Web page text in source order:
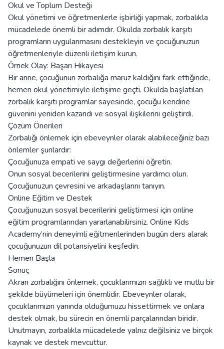
Okul ve Toplum Desteği
Okul yönetimi ve öğretmenlerle işbirliği yapmak, zorbalıkla
mücadelede önemli bir adımdır. Okulda zorbalık karşıtı
programların uygulanmasını destekleyin ve çocuğunuzun
öğretmenleriyle düzenli iletişim kurun.
Örnek Olay: Başarı Hikayesi
Bir anne, çocuğunun zorbalığa maruz kaldığını fark ettiğinde,
hemen okul yönetimiyle iletişime geçti. Okulda başlatılan
zorbalık karşıtı programlar sayesinde, çocuğu kendine
güvenini yeniden kazandı ve sosyal ilişkilerini geliştirdi.
Çözüm Önerileri
Zorbalığı önlemek için ebeveynler olarak alabileceğiniz bazı
önlemler şunlardır:
Çocuğunuza empati ve saygı değerlerini öğretin.
Onun sosyal becerilerini geliştirmesine yardımcı olun.
Çocuğunuzun çevresini ve arkadaşlarını tanıyın.
Online Eğitim ve Destek
Çocuğunuzun sosyal becerilerini geliştirmesi için online
eğitim programlarından yararlanabilirsiniz. Online Kids
Academy’nin deneyimli eğitmenlerinden bugün ders alarak
çocuğunuzun dil potansiyelini keşfedin.
Hemen Başla
Sonuç
Akran zorbalığını önlemek, çocuklarımızın sağlıklı ve mutlu bir
şekilde büyümeleri için önemlidir. Ebeveynler olarak,
çocuklarımızın yanında olduğumuzu hissettirmek ve onlara
destek olmak, bu sürecin en önemli parçalarından biridir.
Unutmayın, zorbalıkla mücadelede yalnız değilsiniz ve birçok
kaynak ve destek mevcuttur.